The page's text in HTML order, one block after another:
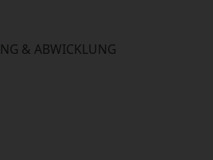
& ABWICKLUNG